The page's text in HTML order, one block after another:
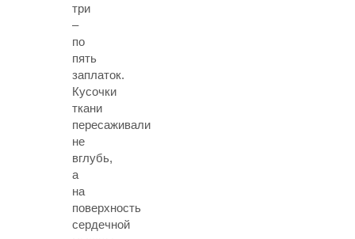
три
–
по
пять
заплаток.
Кусочки
ткани
пересаживали
не
вглубь,
а
на
поверхность
сердечной